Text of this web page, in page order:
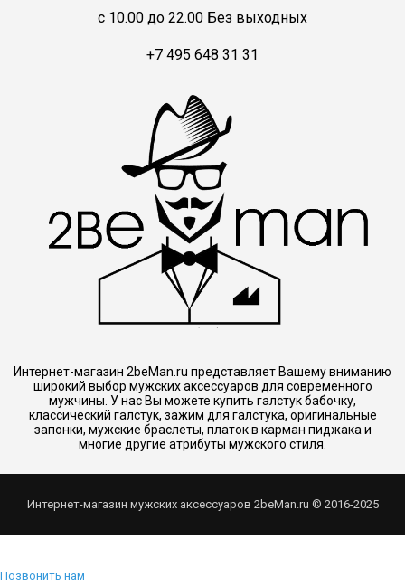
c 10.00 до 22.00 Без выходных
+7 495 648 31 31
Интернет-магазин 2beMan.ru представляет Вашему вниманию
широкий выбор мужских аксессуаров для современного
мужчины. У нас Вы можете купить галстук бабочку,
классический галстук, зажим для галстука, оригинальные
запонки, мужские браслеты, платок в карман пиджака и
многие другие атрибуты мужского стиля.
Интернет-магазин мужских аксессуаров 2beMan.ru © 2016-2025
Позвонить нам